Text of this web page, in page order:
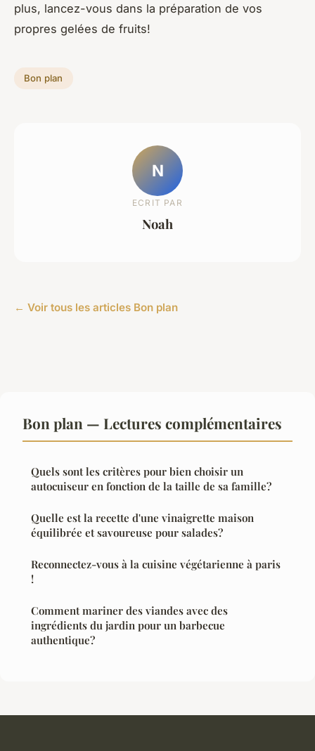
plus, lancez-vous dans la préparation de vos
propres gelées de fruits!
Bon plan
N
ECRIT PAR
Noah
← Voir tous les articles Bon plan
Bon plan — Lectures complémentaires
Quels sont les critères pour bien choisir un
autocuiseur en fonction de la taille de sa famille?
Quelle est la recette d'une vinaigrette maison
équilibrée et savoureuse pour salades?
Reconnectez-vous à la cuisine végétarienne à paris
!
Comment mariner des viandes avec des
ingrédients du jardin pour un barbecue
authentique?